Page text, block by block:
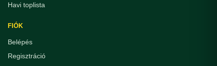
Havi toplista
FIÓK
Belépés
Regisztráció